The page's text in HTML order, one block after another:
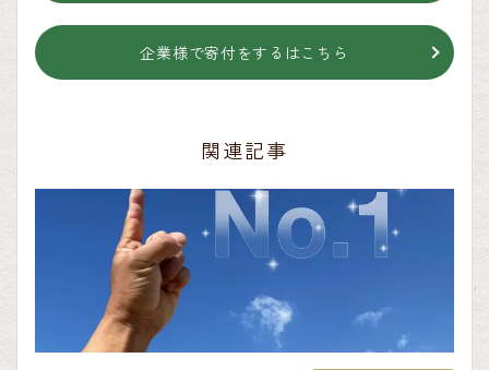
企業様で寄付をするはこちら
関連記事